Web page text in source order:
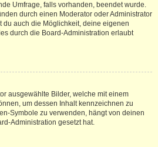
Umfrage, falls vorhanden, beendet wurde.
durch einen Moderator oder Administrator
du auch die Möglichkeit, deine eigenen
durch die Board-Administration erlaubt
ausgewählte Bilder, welche mit einem
um dessen Inhalt kennzeichnen zu
Symbole zu verwenden, hängt von deinen
Administration gesetzt hat.